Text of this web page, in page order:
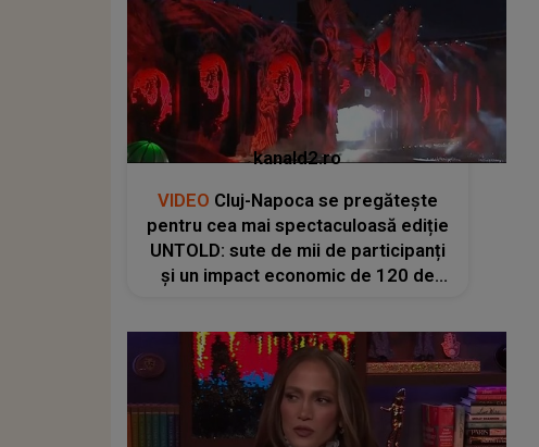
kanald2.ro
VIDEO Cluj-Napoca se pregătește
pentru cea mai spectaculoasă ediție
UNTOLD: sute de mii de participanți
și un impact economic de 120 de